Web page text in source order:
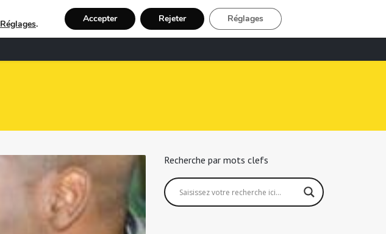
Bienvenue Recherche Chauffeur Taxi Inscription
Recherche par mots clefs
Réglages. Accepter Rejeter Réglages